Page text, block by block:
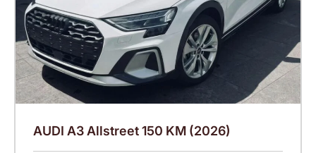
AUDI A3 Allstreet 150 KM (2026)